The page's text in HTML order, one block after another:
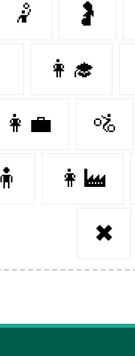
🤾‍ 🤰
👩‍🎓
👩‍💼 🚵‍
🧍‍ 👩‍🏭
✖